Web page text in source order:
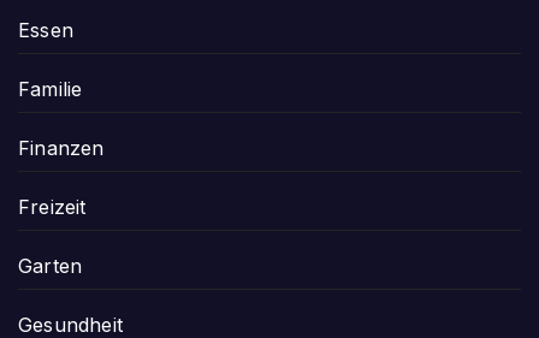
Essen
Familie
Finanzen
Freizeit
Garten
Gesundheit